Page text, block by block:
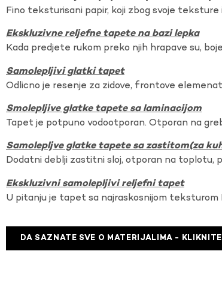
Fino teksturisani papir, koji zbog svoje teksture
Ekskluzivne reljefne tapete na bazi lepka
Kada predjete rukom preko njih hrapave su,
Samolepljivi glatki tapet
Odlicno je resenje za zidove, frontove
Smolepljive glatke tapete sa laminacijom
Tapet je potpuno vodootporan. Otporan na
Samolepljve glatke tapete sa zastitom(za
Dodatni deblji zastitni sloj, otporan na toplotu,
Ekskluzivni samolepljivi reljefni tapet
U pitanju je tapet sa najraskosnijom
DA SAZNATE SVE O MATERIJALIMA -